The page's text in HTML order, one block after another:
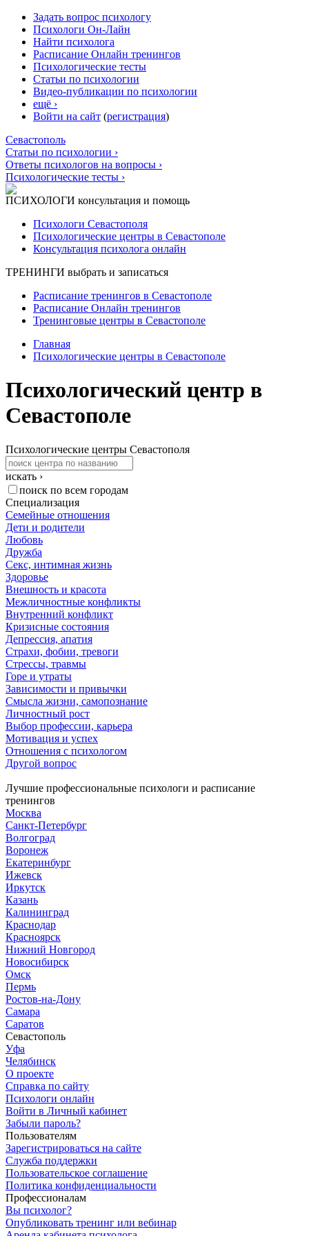
Задать вопрос психологу
Психологи Он-Лайн
Найти психолога
Расписание Онлайн тренингов
Психологические тесты
Статьи по психологии
Видео-публикации по психологии
ещё ›
Войти на сайт (регистрация)
Севастополь
Статьи по психологии ›
Ответы психологов на вопросы ›
Психологические тесты ›
ПСИХОЛОГИ консультация и помощь
Психологи Севастополя
Психологические центры в Севастополе
Консультация психолога онлайн
ТРЕНИНГИ выбрать и записаться
Расписание тренингов в Севастополе
Расписание Онлайн тренингов
Тренинговые центры в Севастополе
Главная
Психологические центры в Севастополе
Психологический центр в
Севастополе
Психологические центры Севастополя
искать ›
поиск по всем городам
Специализация
Семейные отношения
Дети и родители
Любовь
Дружба
Секс, интимная жизнь
Здоровье
Внешность и красота
Межличностные конфликты
Внутренний конфликт
Кризисные состояния
Депрессия, апатия
Страхи, фобии, тревоги
Стрессы, травмы
Горе и утраты
Зависимости и привычки
Смысла жизни, самопознание
Личностный рост
Выбор профессии, карьера
Мотивация и успех
Отношения с психологом
Другой вопрос
Лучшие профессиональные психологи и расписание
тренингов
Москва
Санкт-Петербург
Волгоград
Воронеж
Екатеринбург
Ижевск
Иркутск
Казань
Калининград
Краснодар
Красноярск
Нижний Новгород
Новосибирск
Омск
Пермь
Ростов-на-Дону
Самара
Саратов
Севастополь
Уфа
Челябинск
О проекте
Справка по сайту
Психологи онлайн
Войти в Личный кабинет
Забыли пароль?
Пользователям
Зарегистрироваться на сайте
Служба поддержки
Пользовательское соглашение
Политика конфиденциальности
Профессионалам
Вы психолог?
Опубликовать тренинг или вебинар